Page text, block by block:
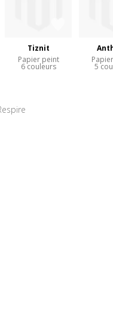
Tiznit
Papier peint
6 couleurs 5